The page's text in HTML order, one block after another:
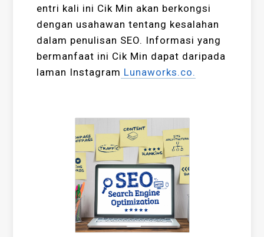
entri kali ini Cik Min akan berkongsi
dengan usahawan tentang kesalahan
dalam penulisan SEO. Informasi yang
bermanfaat ini Cik Min dapat daripada
laman Instagram Lunaworks.co.